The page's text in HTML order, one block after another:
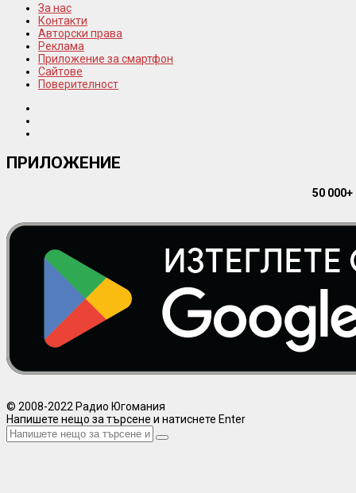
За нас
Контакти
Авторски права
Реклама
Приложение за смартфон
Сайтове
Поверителност
ПРИЛОЖЕНИЕ
50
© 2008-2022 Радио Югомания
Напишете нещо за търсене и натиснете Enter